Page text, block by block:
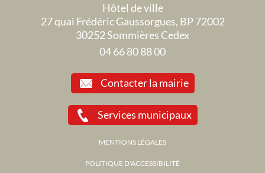
Hôtel de ville
27 quai Frédéric Gaussorgues, BP 72002
30252 Sommières Cedex
04 66 80 88 00
Contacter la mairie
Services municipaux
MENTIONS LÉGALES
POLITIQUE D'ACCESSIBILITÉ